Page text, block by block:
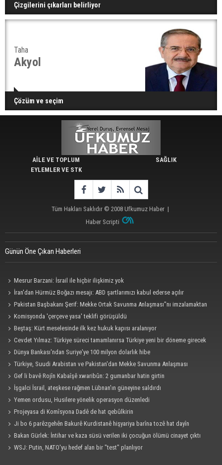
Çizgilerini çıkarları belirliyor
Taha
Akyol
Çözüm ve seçim
AİLE VE TOPLUM
EYLEMLER VE STK
SAĞLIK
Tüm Hakları Saklıdır © 2008 Ufkumuz Haber |
Haber Scripti
Günün Öne Çıkan Haberleri
Mesrur Barzani: İsrail ile hiçbir ilişkimiz yok
İran'dan Hürmüz Boğazı mesajı: ABD şartlarımızı kabul ederse açılır
Pakistan Başbakanı Şerif: Mekke Ortak Savunma Anlaşması"nı imzalamaktan
onur duyuyorum
Komisyonda 'çerçeve yasa' teklifi görüşüldü
Beştaş: Kürt meselesinde ilk kez hukuk kapısı aralanıyor
Cevdet Yılmaz: Türkiye süreci tamamlanırsa Türkiye yeni bir döneme girecek
Dünya Bankası'ndan Suriye'ye 100 milyon dolarlık hibe
Türkiye, Suudi Arabistan ve Pakistan'dan Mekke Savunma Anlaşması
Gef li bavê Rojîn Kabaîşê xwaribûn: 2 gumanbar hatin girtin
İşgalci İsrail, ateşkese rağmen Lübnan'ın güneyine saldırdı
Yemen ordusu, Husilere yönelik operasyon düzenledi
Projeyasa di Komîsyona Dadê de hat qebûlkirin
Ji bo 6 parêzgehên Bakurê Kurdistanê hişyariya barîna tozê hat dayîn
Bakan Gürlek: İntihar ve kaza süsü verilen iki çocuğun ölümü cinayet çıktı
WSJ: Putin, NATO'yu hedef alan bir "test" planlıyor